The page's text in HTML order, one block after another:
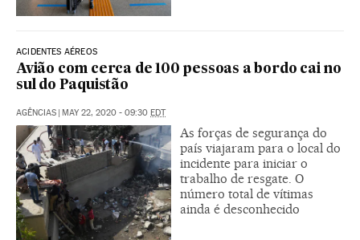
ACIDENTES AÉREOS
Avião com cerca de 100 pessoas a bordo cai no
sul do Paquistão
AGÊNCIAS | MAY 22, 2020 - 09:30 EDT
As forças de segurança do
país viajaram para o local do
incidente para iniciar o
trabalho de resgate. O
número total de vítimas
ainda é desconhecido